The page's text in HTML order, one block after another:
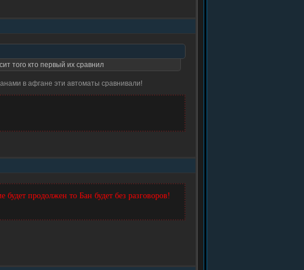
того кто первый их сравнил
в афгане эти автоматы сравнивали!
будет продолжен то Бан будет без разговоров!